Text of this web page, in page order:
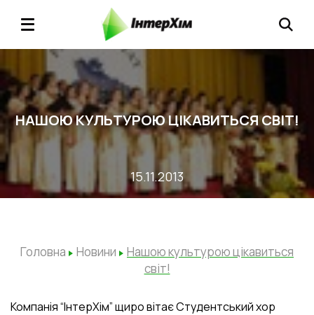
НАШОЮ КУЛЬТУРОЮ ЦІКАВИТЬСЯ СВІТ!
15.11.2013
Головна Новини
Нашою культурою цікавиться
світ!
Компанія “ІнтерХім” щиро вітає Студентський хор